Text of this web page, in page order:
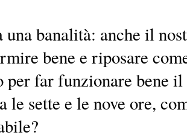
banalità: anche il
bene e riposare
per far funzionare bene
le sette e le nove ore,